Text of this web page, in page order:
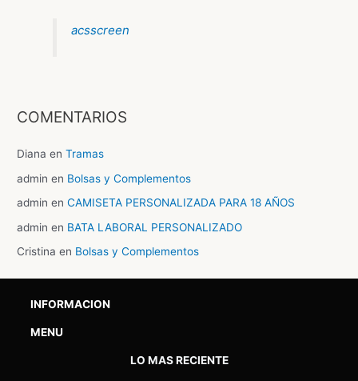
acsscreen
COMENTARIOS
Diana enTramas
admin en Bolsas y Complementos
admin enCAMISETA PERSONALIZADA PARA 18 AÑOS
admin en BATA LABORAL PERSONALIZADO
Cristina en Bolsas y Complementos
INFORMACION
MENU
LO MAS RECIENTE